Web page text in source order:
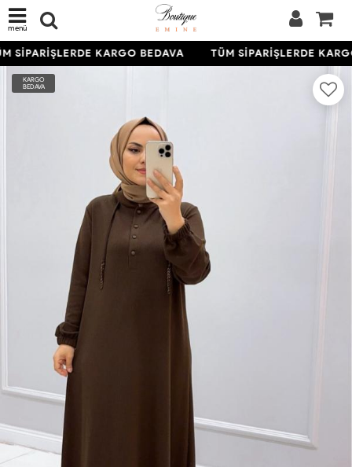
menü
SİPARİŞLERDE KARGO BEDAVA TÜM SİPARİŞLERDE
KARGO
BEDAVA